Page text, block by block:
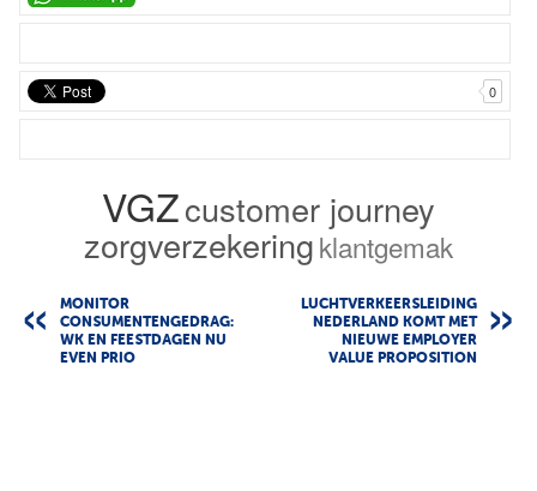
0
VGZcustomer journey
zorgverzekeringklantgemak
MONITOR
CONSUMENTENGEDRAG:
WK EN FEESTDAGEN NU
EVEN PRIO
LUCHTVERKEERSLEIDING
NEDERLAND KOMT MET
NIEUWE EMPLOYER
VALUE PROPOSITION